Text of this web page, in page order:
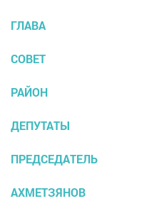
ГЛАВА
СОВЕТ
РАЙОН
ДЕПУТАТЫ
ПРЕДСЕДАТЕЛЬ
АХМЕТЗЯНОВ